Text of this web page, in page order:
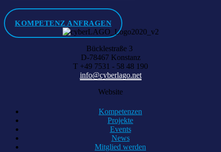
KOMPETENZ ANFRAGEN
Bücklestraße 3
D-78467 Konstanz
T +49 7531 - 58 48 190
info@cyberlago.net
Website
Kompetenzen
Projekte
Events
News
Mitglied werden